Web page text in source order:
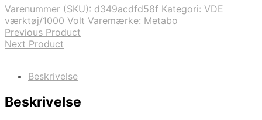
Varenummer (SKU): d349acdfd58f Kategori: VDE
værktøj/1000 Volt Varemærke: Metabo
Previous Product
Next Product
Beskrivelse
Beskrivelse